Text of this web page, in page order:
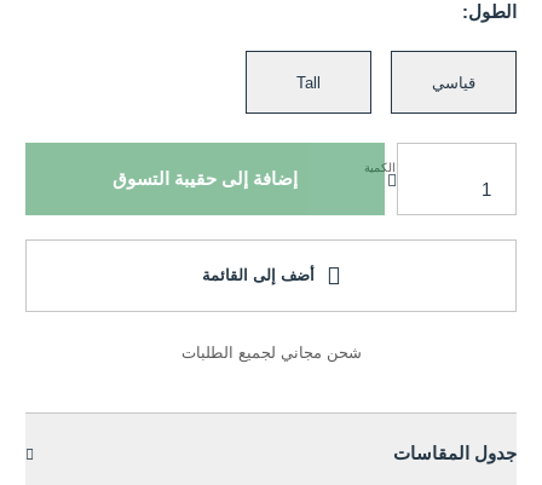
الطول:
قياسي Tall
الكمية
إضافة إلى حقيبة التسوق
أضف إلى القائمة
شحن مجاني لجميع الطلبات
جدول المقاسات